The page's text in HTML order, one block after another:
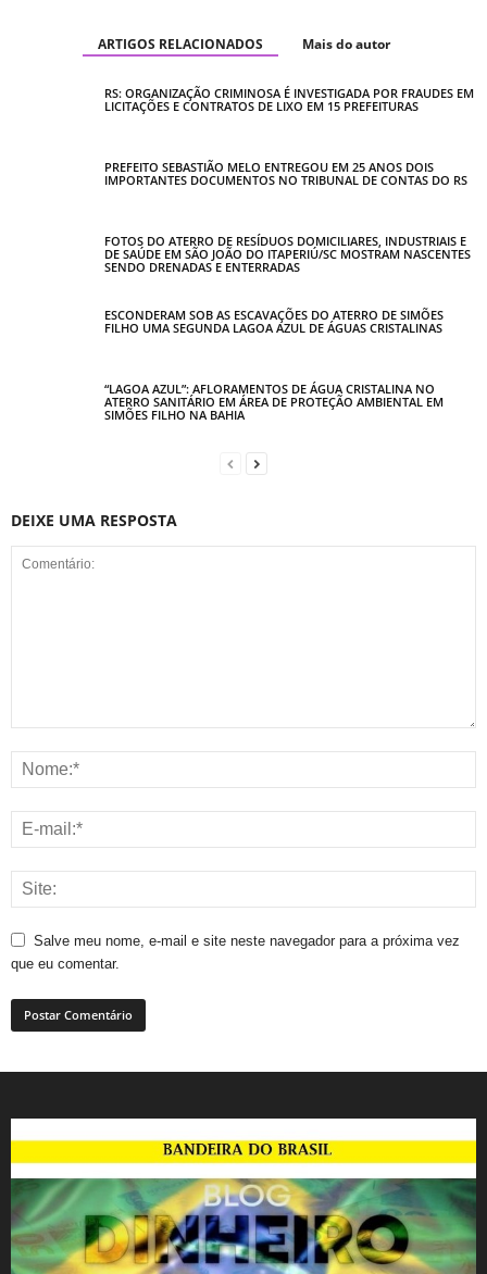
ARTIGOS RELACIONADOS Mais do autor
RS: ORGANIZAÇÃO CRIMINOSA É INVESTIGADA POR FRAUDES EM
LICITAÇÕES E CONTRATOS DE LIXO EM 15 PREFEITURAS
PREFEITO SEBASTIÃO MELO ENTREGOU EM 25 ANOS DOIS
IMPORTANTES DOCUMENTOS NO TRIBUNAL DE CONTAS DO RS
FOTOS DO ATERRO DE RESÍDUOS DOMICILIARES, INDUSTRIAIS E
DE SAÚDE EM SÃO JOÃO DO ITAPERIÚ/SC MOSTRAM NASCENTES
SENDO DRENADAS E ENTERRADAS
ESCONDERAM SOB AS ESCAVAÇÕES DO ATERRO DE SIMÕES
FILHO UMA SEGUNDA LAGOA AZUL DE ÁGUAS CRISTALINAS
“LAGOA AZUL”: AFLORAMENTOS DE ÁGUA CRISTALINA NO
ATERRO SANITÁRIO EM ÁREA DE PROTEÇÃO AMBIENTAL EM
SIMÕES FILHO NA BAHIA
DEIXE UMA RESPOSTA
Salve meu nome, e-mail e site neste navegador para a próxima vez
que eu comentar.